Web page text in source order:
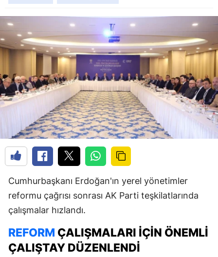
Cumhurbaşkanı Erdoğan'ın yerel yönetimler
reformu çağrısı sonrası AK Parti teşkilatlarında
çalışmalar hızlandı.
REFORM ÇALIŞMALARI İÇIN ÖNEMLI
ÇALIŞTAY DÜZENLENDI